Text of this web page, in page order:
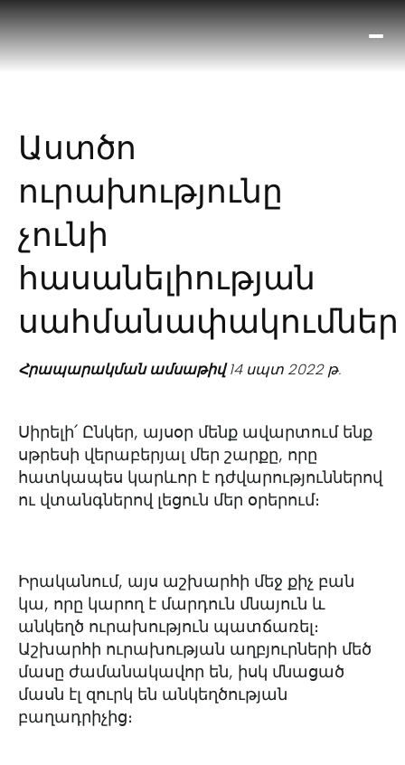
Աստծո
ուրախությունը
չունի
հասանելիության
սահմանափակումներ
Հրապարակման ամսաթիվ14 սպտ 2022 թ.
Սիրելի՛ Ընկեր, այսօր մենք ավարտում ենք
սթրեսի վերաբերյալ մեր շարքը, որը
հատկապես կարևոր է դժվարություններով
ու վտանգներով լեցուն մեր օրերում։
Իրականում, այս աշխարհի մեջ քիչ բան
կա, որը կարող է մարդուն մնայուն և
անկեղծ ուրախություն պատճառել։
Աշխարհի ուրախության աղբյուրների մեծ
մասը ժամանակավոր են, իսկ մնացած
մասն էլ զուրկ են անկեղծության
բաղադրիչից։